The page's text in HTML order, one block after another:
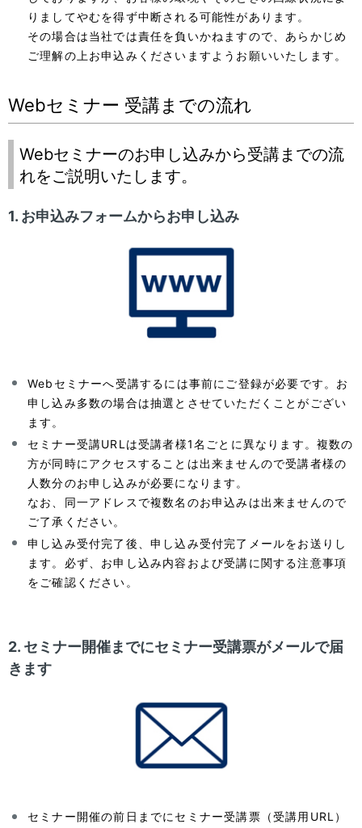
りましてやむを得ず中断される可能性があります。
その場合は当社では責任を負いかねますので、あらかじめ
ご理解の上お申込みくださいますようお願いいたします。
Webセミナー 受講までの流れ
Webセミナーのお申し込みから受講までの流
れをご説明いたします。
1. お申込みフォームからお申し込み
Webセミナーへ受講するには事前にご登録が必要です。お
申し込み多数の場合は抽選とさせていただくことがござい
ます。
セミナー受講URLは受講者様1名ごとに異なります。複数の
方が同時にアクセスすることは出来ませんので受講者様の
人数分のお申し込みが必要になります。
なお、同一アドレスで複数名のお申込みは出来ませんので
ご了承ください。
申し込み受付完了後、申し込み受付完了メールをお送りし
ます。必ず、お申し込み内容および受講に関する注意事項
をご確認ください。
2. セミナー開催までにセミナー受講票がメールで届
きます
セミナー開催の前日までにセミナー受講票（受講用URL）